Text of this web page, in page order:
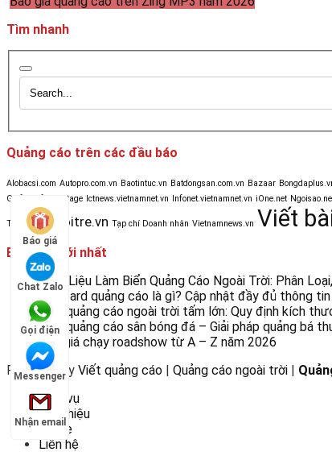
Tìm nhanh
Quảng cáo trên các đầu báo
Alobacsi.com Autopro.com.vn Baotintuc.vn Batdongsan.com.vn Bazaar
Golf & Life
Heritage Ictnews.vietnamnet.vn Infonet.vietnamnet.vn iOne.net
Tinmoi.vn Tuoitre.vn Tạp chí Doanh nhân Vietnamnews.vn Viết
Bài viết mới nhất
Chất Liệu Làm Biển Quảng Cáo Ngoài Trời: Phân
Billboard quảng cáo là gì? Cập nhật đầy đủ thông
Biển quảng cáo ngoài trời tấm lớn: Quy định kích
Biển quảng cáo sân bóng đá – Giải pháp quảng bá
Báo giá chạy roadshow từ A – Z năm 2026
Powered by Viết quảng cáo | Quảng cáo ngoài trời |
Dịch vụ
Giới thiệu
Home
Liên hệ
Báo giá
Chat Zalo
Gọi điện
Messenger
Nhận email